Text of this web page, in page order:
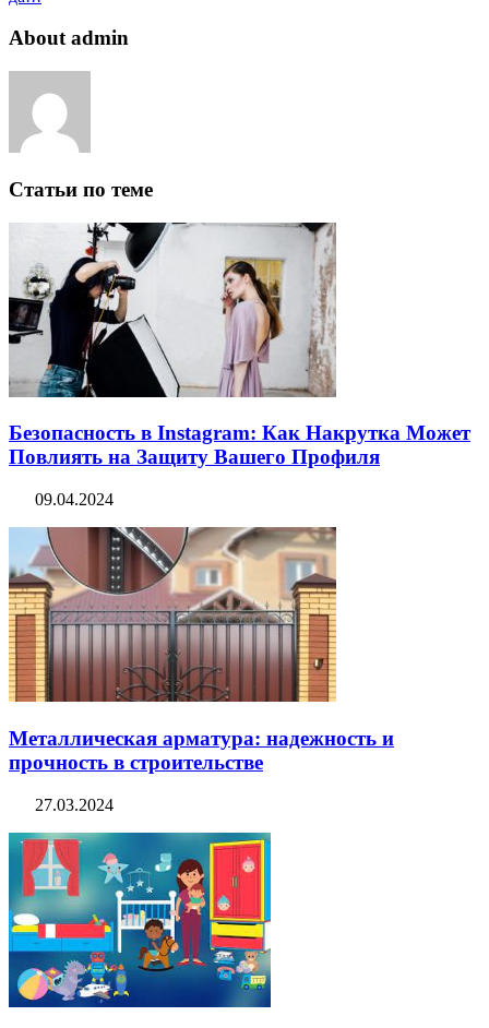
About admin
Статьи по теме
Безопасность в Instagram: Как Накрутка Может
Повлиять на Защиту Вашего Профиля
09.04.2024
Металлическая арматура: надежность и
прочность в строительстве
27.03.2024